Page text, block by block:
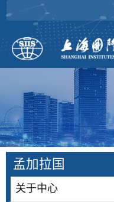
孟加拉国
关于中心